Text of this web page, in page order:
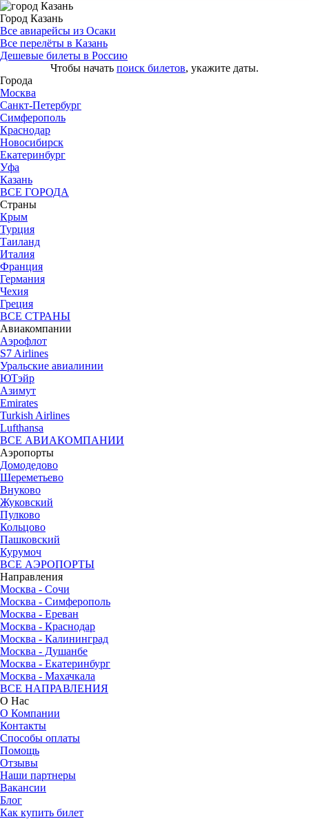
Город Казань
Все авиарейсы из Осаки
Все перелёты в Казань
Дешевые билеты в Россию
Чтобы начать поиск билетов, укажите даты.
Города
Москва
Санкт-Петербург
Симферополь
Краснодар
Новосибирск
Екатеринбург
Уфа
Казань
ВСЕ ГОРОДА
Страны
Крым
Турция
Таиланд
Италия
Франция
Германия
Чехия
Греция
ВСЕ СТРАНЫ
Авиакомпании
Аэрофлот
S7 Airlines
Уральские авиалинии
ЮТэйр
Азимут
Emirates
Turkish Airlines
Lufthansa
ВСЕ АВИАКОМПАНИИ
Аэропорты
Домодедово
Шереметьево
Внуково
Жуковский
Пулково
Кольцово
Пашковский
Курумоч
ВСЕ АЭРОПОРТЫ
Направления
Москва - Сочи
Москва - Симферополь
Москва - Ереван
Москва - Краснодар
Москва - Калининград
Москва - Душанбе
Москва - Екатеринбург
Москва - Махачкала
ВСЕ НАПРАВЛЕНИЯ
О Нас
О Компании
Контакты
Способы оплаты
Помощь
Отзывы
Наши партнеры
Вакансии
Блог
Как купить билет